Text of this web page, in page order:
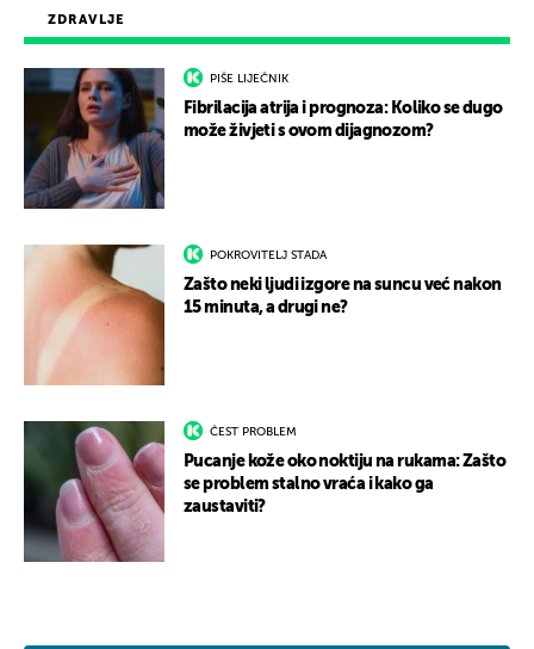
ZDRAVLJE
PIŠE LIJEČNIK
Fibrilacija atrija i prognoza: Koliko se dugo
može živjeti s ovom dijagnozom?
POKROVITELJ STADA
Zašto neki ljudi izgore na suncu već nakon
15 minuta, a drugi ne?
ČEST PROBLEM
Pucanje kože oko noktiju na rukama: Zašto
se problem stalno vraća i kako ga
zaustaviti?